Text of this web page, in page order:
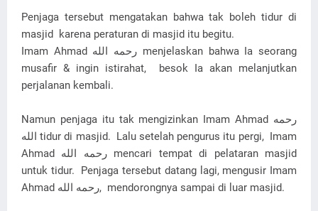
Penjaga tersebut mengatakan bahwa tak boleh tidur di
masjid karena peraturan di masjid itu begitu.
Imam Ahmad رحمه الله‎ menjelaskan bahwa Ia seorang
musafir & ingin istirahat, besok Ia akan melanjutkan
perjalanan kembali.
Namun penjaga itu tak mengizinkan Imam Ahmad رحمه
الله‎ tidur di masjid. Lalu setelah pengurus itu pergi, Imam
Ahmad رحمه الله‎ mencari tempat di pelataran masjid
untuk tidur. Penjaga tersebut datang lagi, mengusir Imam
Ahmad رحمه الله‎, mendorongnya sampai di luar masjid.